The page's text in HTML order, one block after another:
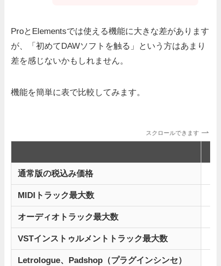
ProとElementsでは使える機能に大きな差があります
が、「初めてDAWソフトを触る」という方はあまり
差を感じないかもしれません。
機能を簡単に表で比較してみます。
スクロールできます
通常版の税込み価格
MIDIトラック最大数
オーディオトラック最大数
VSTインストゥルメントトラック最大数
Letrologue、Padshop（プラグインシンセ）